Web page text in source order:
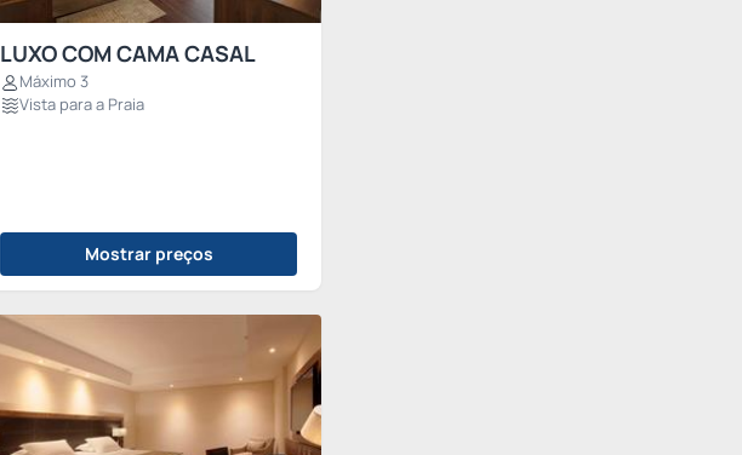
LUXO COM CAMA CASAL
Máximo 3
Vista para a Praia
Mostrar preços